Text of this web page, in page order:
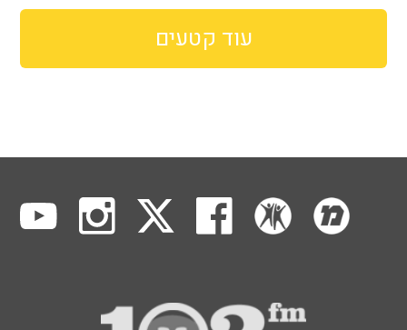
עוד קטעים